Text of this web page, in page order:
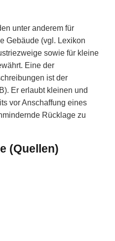
unter anderem für
Gebäude (vgl. Lexikon
sowie für kleine
Eine der
ist der
Er erlaubt kleinen und
vor Anschaffung eines
Rücklage zu
(Quellen)